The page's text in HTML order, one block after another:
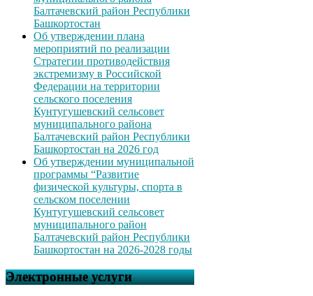
Балтачевский район Республики
Башкортостан
Об утверждении плана
мероприятий по реализации
Стратегии противодействия
экстремизму в Российской
Федерации на территории
сельского поселения
Кунтугушевский сельсовет
муниципального района
Балтачевский район Республики
Башкортостан на 2026 год
Об утверждении муниципальной
программы “Развитие
физической культуры, спорта в
сельском поселении
Кунтугушевский сельсовет
муниципального район
Балтачевский район Республики
Башкортостан на 2026-2028 годы
Электронные услуги